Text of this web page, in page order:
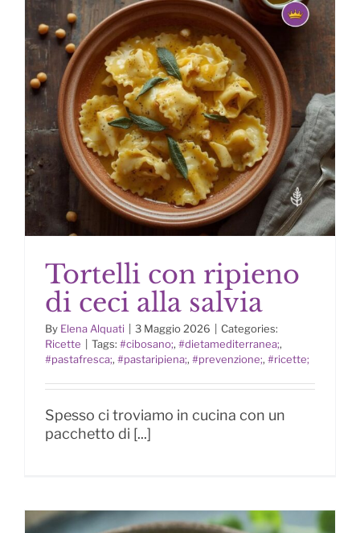
Tortelli con ripieno di ceci alla
Tortelli con ripieno
di ceci alla salvia
By Elena Alquati 3 Maggio 2026
Categories:
Ricette
Tags: #cibosano;, #dietamediterranea;,
#pastafresca;, #pastaripiena;, #prevenzione;, #ricette;
Spesso ci troviamo in cucina con un
pacchetto di [...]